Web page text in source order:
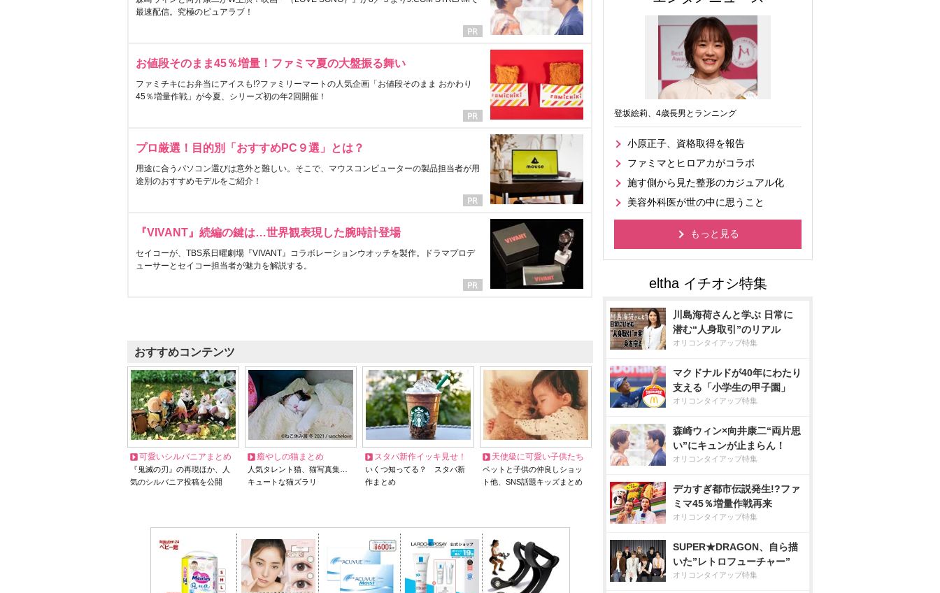
最速配信。究極のピュアラブ！
お値段そのまま45％増量！ファミマ夏の大盤振る舞い
ファミチキにお弁当にアイスも!?ファミリーマートの人気企画「お値段そのまま おかわり
45％増量作戦」が今夏、シリーズ初の年2回開催！
プロ厳選！目的別「おすすめPC９選」とは？
用途に合うパソコン選びは意外と難しい。そこで、マウスコンピューターの製品担当者が用
途別のおすすめモデルをご紹介！
『VIVANT』続編の鍵は…世界観表現した腕時計登場
セイコーが、TBS系日曜劇場『VIVANT』コラボレーションウオッチを製作。ドラマプロデ
ューサーとセイコー担当者が魅力を解説する。
おすすめコンテンツ
可愛いシルバニアまとめ
『鬼滅の刃』の再現ほか、人
気のシルバニア投稿を公開
癒やしの猫まとめ
人気タレント猫、猫写真集…
キュートな猫ズラリ
スタバ新作イッキ見せ！
いくつ知ってる？ スタバ新
作まとめ
天使級に可愛い子供たち
ペットと子供の仲良しショッ
ト他、SNS話題キッズまとめ
登坂絵莉、4歳長男とランニング
小原正子、資格取得を報告
ファミマとヒロアカがコラボ
施す側から見た整形のカジュアル化
美容外科医が世の中に思うこと
もっと見る
川島海荷さんと学ぶ 日常に
潜む“人身取引”のリアル
オリコンタイアップ特集
マクドナルドが40年にわたり
支える「小学生の甲子園」
オリコンタイアップ特集
森崎ウィン×向井康二“両片思
い”にキュンが止まらん！
オリコンタイアップ特集
デカすぎ都市伝説発生!?ファ
ミマ45％増量作戦再来
オリコンタイアップ特集
SUPER★DRAGON、自ら描
いた”レトロフューチャー”
オリコンタイアップ特集